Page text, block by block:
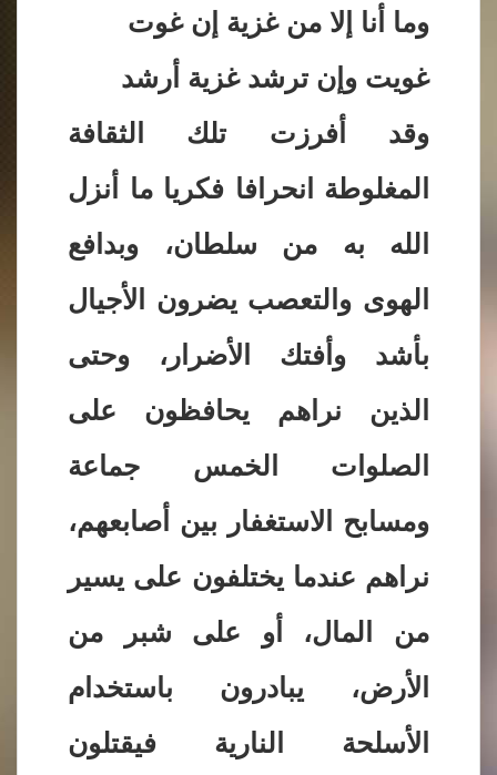
وما أنا إلا من غزية إن غوت
غويت وإن ترشد غزية أرشد
وقد أفرزت تلك الثقافة
المغلوطة انحرافا فكريا ما أنزل
الله به من سلطان، وبدافع
الهوى والتعصب يضرون الأجيال
بأشد وأفتك الأضرار، وحتى
الذين نراهم يحافظون على
الصلوات الخمس جماعة
ومسابح الاستغفار بين أصابعهم،
نراهم عندما يختلفون على يسير
من المال، أو على شبر من
الأرض، يبادرون باستخدام
الأسلحة النارية فيقتلون